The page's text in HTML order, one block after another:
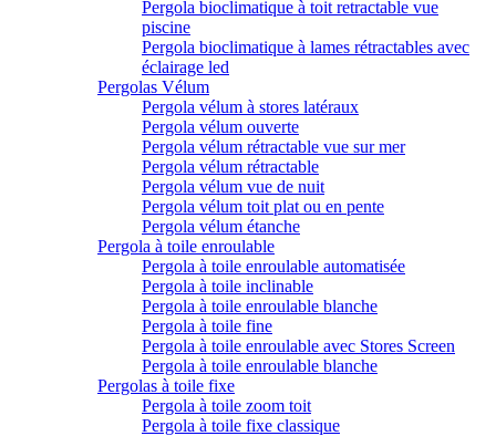
Pergola bioclimatique à toit retractable vue
piscine
Pergola bioclimatique à lames rétractables avec
éclairage led
Pergolas Vélum
Pergola vélum à stores latéraux
Pergola vélum ouverte
Pergola vélum rétractable vue sur mer
Pergola vélum rétractable
Pergola vélum vue de nuit
Pergola vélum toit plat ou en pente
Pergola vélum étanche
Pergola à toile enroulable
Pergola à toile enroulable automatisée
Pergola à toile inclinable
Pergola à toile enroulable blanche
Pergola à toile fine
Pergola à toile enroulable avec Stores Screen
Pergola à toile enroulable blanche
Pergolas à toile fixe
Pergola à toile zoom toit
Pergola à toile fixe classique